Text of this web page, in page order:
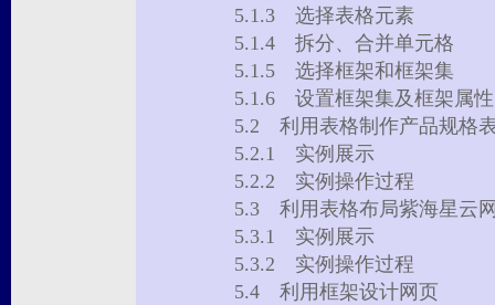
5.1.3 选择表格元素
5.1.4 拆分、合并单元格
5.1.5 选择框架和框架集
5.1.6 设置框架集及框架属
5.2 利用表格制作产品规
5.2.1 实例展示
5.2.2 实例操作过程
5.3 利用表格布局紫海星
5.3.1 实例展示
5.3.2 实例操作过程
5.4 利用框架设计网页